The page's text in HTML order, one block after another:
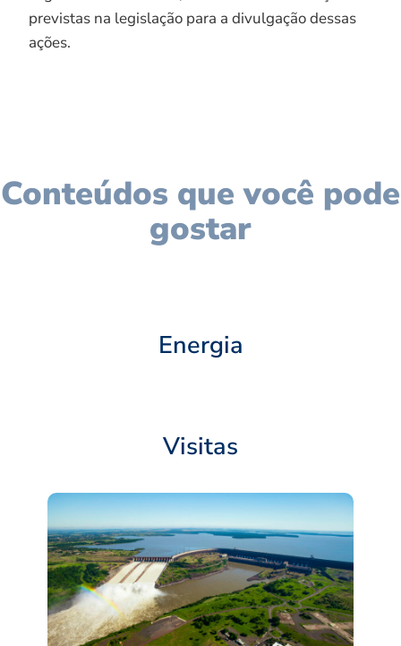
previstas na legislação para a divulgação dessas
ações.
Conteúdos que você pode
gostar
Energia
Visitas